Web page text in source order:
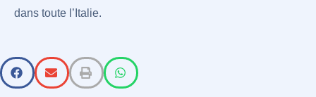
dans toute l’Italie.